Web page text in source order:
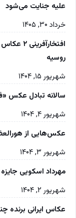
علیه جنایت می‌شود
خرداد ۳۰, ۱۴۰۵
روسیه
شهریور ۱۵, ۱۴۰۴
سالانه تبادل عکس
شهریور ۴, ۱۴۰۴
عکس‌هایی از
شهریور ۳, ۱۴۰۴
مهرداد اسکویی
شهریور ۲, ۱۴۰۴
عکاس ایرانی برنده